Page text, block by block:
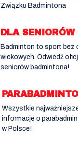
Związku Badmintona
DLA SENIORÓW
Badminton to sport bez
wiekowych. Odwiedź
seniorów badmintona!
Wszystkie
informacje o
w Polsce!